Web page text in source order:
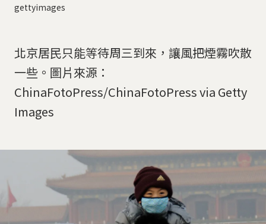
gettyimages
北京居民只能等待周三到來，讓風把煙霧吹散
一些。圖片來源：
ChinaFotoPress/ChinaFotoPress via Getty
Images